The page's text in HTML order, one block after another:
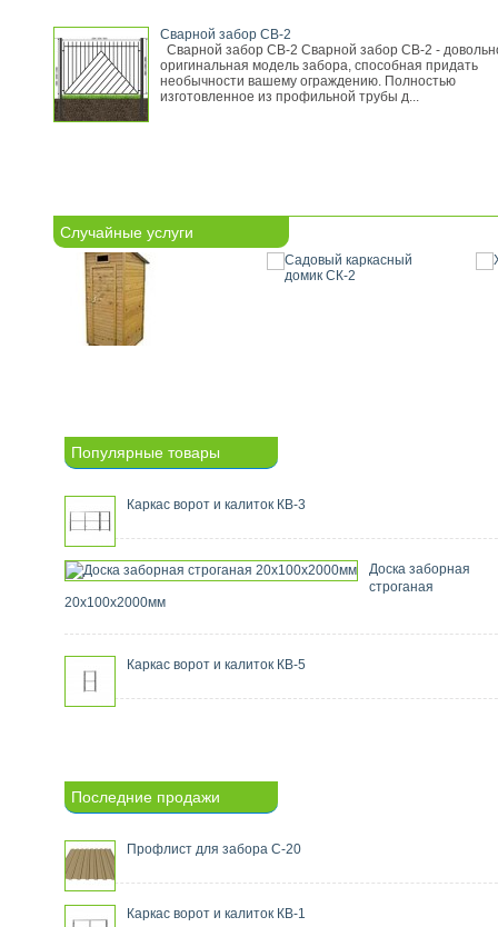
Сварной забор СВ-2
Сварной забор СВ-2 Сварной забор СВ-2 -
оригинальная модель забора, способная придать
необычности вашему ограждению. Полностью
изготовленное из профильной трубы д...
Случайные услуги
Популярные товары
Каркас ворот и калиток КВ-3
Доска заборная
строганая
20х100х2000мм
Каркас ворот и калиток КВ-5
Последние продажи
Профлист для забора С-20
Каркас ворот и калиток КВ-1